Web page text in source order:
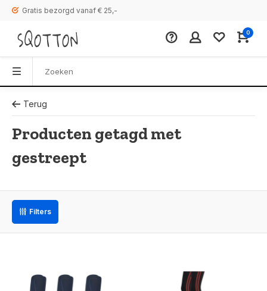
Gratis bezorgd vanaf € 25,-
0
Terug
Producten getagd met
gestreept
Filters